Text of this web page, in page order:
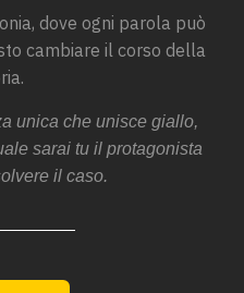
dove ogni parola può
cambiare il corso della
unica che unisce giallo,
sarai tu il protagonista
il caso.